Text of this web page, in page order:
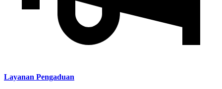
Layanan Pengaduan